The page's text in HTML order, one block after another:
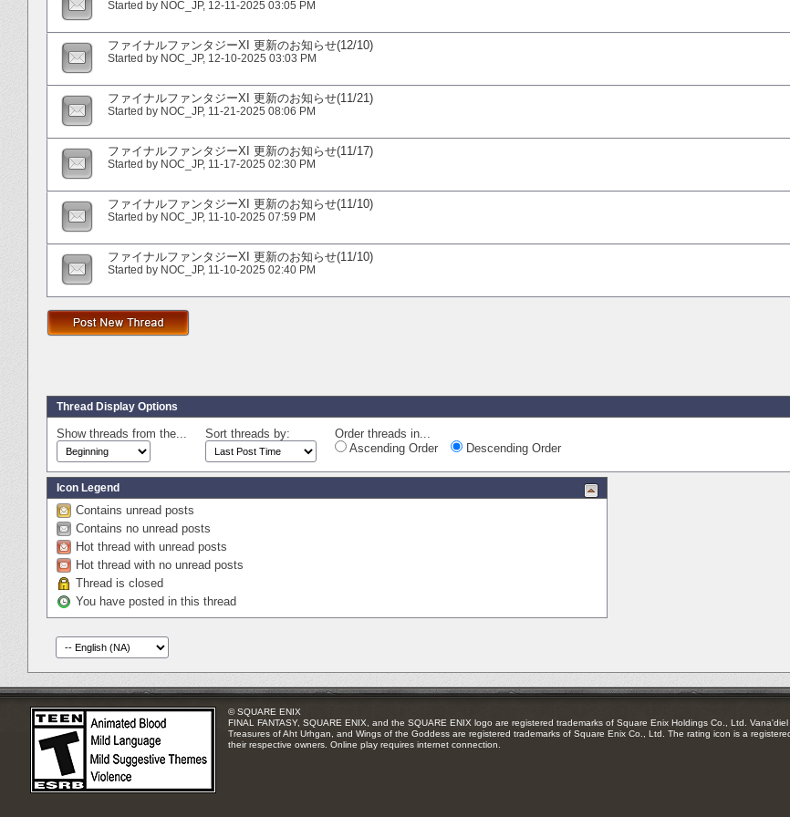
Started by NOC_JP‎, 12-11-2025 03:05 PM
ファイナルファンタジーXI 更新のお知らせ(12/10)
Started by NOC_JP‎, 12-10-2025 03:03 PM
ファイナルファンタジーXI 更新のお知らせ(11/21)
Started by NOC_JP‎, 11-21-2025 08:06 PM
ファイナルファンタジーXI 更新のお知らせ(11/17)
Started by NOC_JP‎, 11-17-2025 02:30 PM
ファイナルファンタジーXI 更新のお知らせ(11/10)
Started by NOC_JP‎, 11-10-2025 07:59 PM
ファイナルファンタジーXI 更新のお知らせ(11/10)
Started by NOC_JP‎, 11-10-2025 02:40 PM
Thread Display Options
Show threads from the... Sort threads by:
Order threads in...
Ascending Order
Descending Order
Icon Legend
Contains unread posts
Contains no unread posts
Hot thread with unread posts
Hot thread with no unread posts
Thread is closed
You have posted in this thread
© SQUARE ENIX
FINAL FANTASY, SQUARE ENIX, and the SQUARE ENIX logo are registered trademarks of Square Enix Holdings Co., Ltd.
Treasures of Aht Urhgan, and Wings of the Goddess are registered trademarks of Square Enix Co., Ltd. The rating icon is a
their respective owners. Online play requires internet connection.